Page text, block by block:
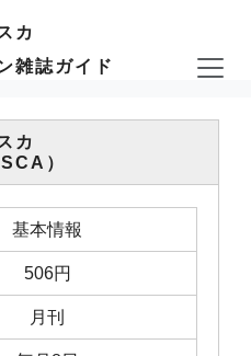
カ
雑誌ガイド
カ
）
基本情報
506円
月刊